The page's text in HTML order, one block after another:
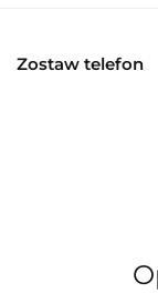
Zostaw telefon